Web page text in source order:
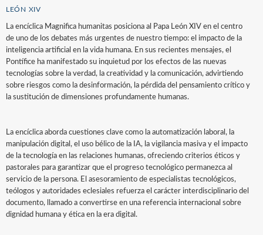
LEÓN XIV
La encíclica Magnifica humanitas posiciona al Papa León XIV en el centro
de uno de los debates más urgentes de nuestro tiempo: el impacto de la
inteligencia artificial en la vida humana. En sus recientes mensajes, el
Pontífice ha manifestado su inquietud por los efectos de las nuevas
tecnologías sobre la verdad, la creatividad y la comunicación, advirtiendo
sobre riesgos como la desinformación, la pérdida del pensamiento crítico y
la sustitución de dimensiones profundamente humanas.
La encíclica aborda cuestiones clave como la automatización laboral, la
manipulación digital, el uso bélico de la IA, la vigilancia masiva y el impacto
de la tecnología en las relaciones humanas, ofreciendo criterios éticos y
pastorales para garantizar que el progreso tecnológico permanezca al
servicio de la persona. El asesoramiento de especialistas tecnológicos,
teólogos y autoridades eclesiales refuerza el carácter interdisciplinario del
documento, llamado a convertirse en una referencia internacional sobre
dignidad humana y ética en la era digital.